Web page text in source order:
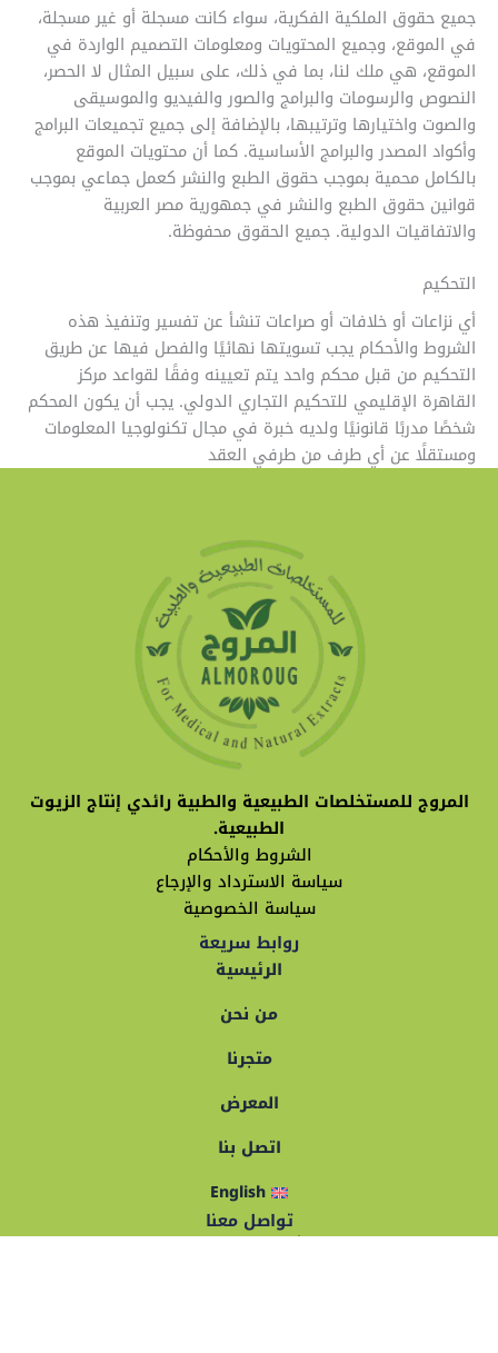
جميع حقوق الملكية الفكرية، سواء كانت مسجلة أو غير مسجلة،
في الموقع، وجميع المحتويات ومعلومات التصميم الواردة في
الموقع، هي ملك لنا، بما في ذلك، على سبيل المثال لا الحصر،
النصوص والرسومات والبرامج والصور والفيديو والموسيقى
والصوت واختيارها وترتيبها، بالإضافة إلى جميع تجميعات البرامج
وأكواد المصدر والبرامج الأساسية. كما أن محتويات الموقع
بالكامل محمية بموجب حقوق الطبع والنشر كعمل جماعي بموجب
قوانين حقوق الطبع والنشر في جمهورية مصر العربية
والاتفاقيات الدولية. جميع الحقوق محفوظة.
التحكيم
أي نزاعات أو خلافات أو صراعات تنشأ عن تفسير وتنفيذ هذه
الشروط والأحكام يجب تسويتها نهائيًا والفصل فيها عن طريق
التحكيم من قبل محكم واحد يتم تعيينه وفقًا لقواعد مركز
القاهرة الإقليمي للتحكيم التجاري الدولي. يجب أن يكون المحكم
شخصًا مدربًا قانونيًا ولديه خبرة في مجال تكنولوجيا المعلومات
ومستقلًا عن أي طرف من طرفي العقد
المروج للمستخلصات الطبيعية والطبية رائدي إنتاج الزيوت
الطبيعية.
الشروط والأحكام
سياسة الاسترداد والإرجاع
سياسة الخصوصية
روابط سريعة
الرئيسية
من نحن
متجرنا
المعرض
اتصل بنا
English
تواصل معنا
ش ناصر الثورة الهرم ـ الجيزة – مصر